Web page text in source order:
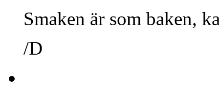
Smaken är som baken,
/D